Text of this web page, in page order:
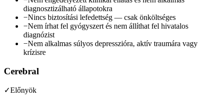
diagnosztizálható állapotokra
−Nincs biztosítási lefedettség — csak önköltséges
−Nem írhat fel gyógyszert és nem állíthat fel hivatalos
diagnózist
−Nem alkalmas súlyos depresszióra, aktív traumára vagy
krízisre
Cerebral
✓Előnyök